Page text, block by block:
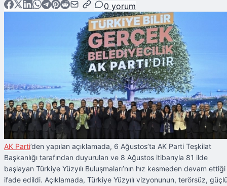
0 yorum
AK Parti’den yapılan açıklamada, 6 Ağustos’ta AK Parti Teşkilat
Başkanlığı tarafından duyurulan ve 8 Ağustos itibarıyla 81 ilde
başlayan Türkiye Yüzyılı Buluşmaları’nın hız kesmeden devam ettiği
ifade edildi. Açıklamada, Türkiye Yüzyılı vizyonunun, terörsüz,